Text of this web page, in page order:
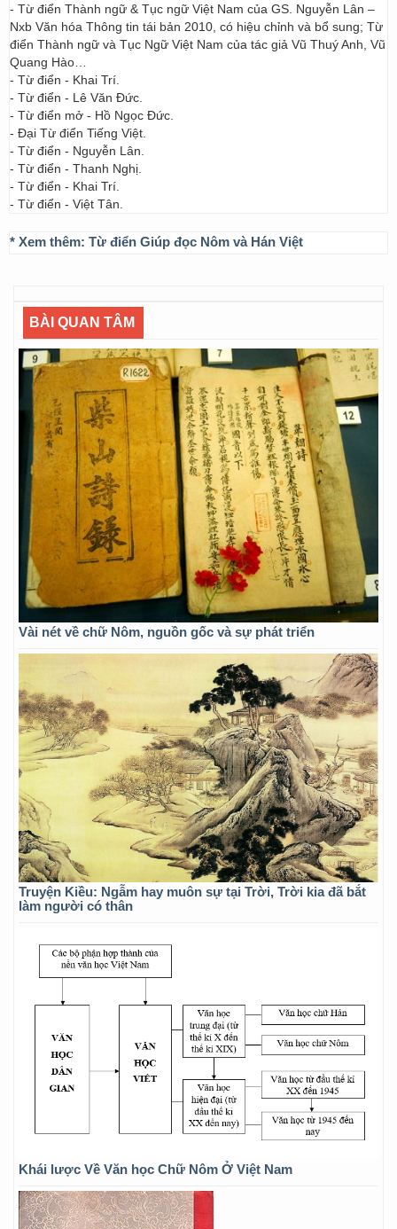
- Từ điển Thành ngữ & Tục ngữ Việt Nam của GS. Nguyễn Lân –
Nxb Văn hóa Thông tin tái bản 2010, có hiệu chỉnh và bổ sung; Từ
điển Thành ngữ và Tục Ngữ Việt Nam của tác giả Vũ Thuý Anh, Vũ
Quang Hào…
- Từ điển - Khai Trí.
- Từ điển - Lê Văn Đức.
- Từ điển mở - Hồ Ngọc Đức.
- Đại Từ điển Tiếng Việt.
- Từ điển - Nguyễn Lân.
- Từ điển - Thanh Nghị.
- Từ điển - Khai Trí.
- Từ điển - Việt Tân.
* Xem thêm: Từ điển Giúp đọc Nôm và Hán Việt
BÀI QUAN TÂM
Vài nét về chữ Nôm, nguồn gốc và sự phát triển
Truyện Kiều: Ngẫm hay muôn sự tại Trời, Trời kia đã bắt
làm người có thân
Khái lược Về Văn học Chữ Nôm Ở Việt Nam